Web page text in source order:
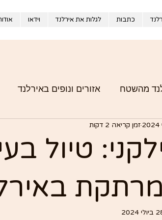
כתבות לגלות את אירלנד וידאו
מהשטח אזורים ונופים באירלנד
של אירלנד
טיול
זמן קריאה 2 דקות
2024